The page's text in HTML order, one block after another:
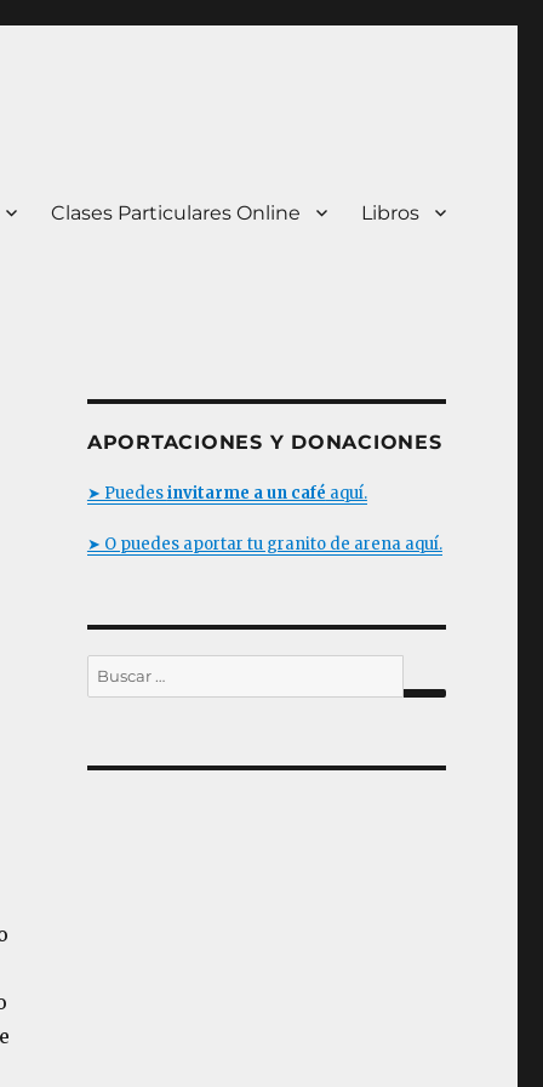
Clases Particulares Online Libros
APORTACIONES Y DONACIONES
➤ Puedesinvitarme a un café aquí.
➤ O puedes aportar tu granito de arena aquí.
Buscar
por:
BUSCAR